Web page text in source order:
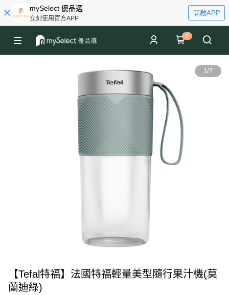
mySelect 優品選
立刻使用官方APP
開啟APP
0
1/7
【Tefal特福】法國特福輕量美型隨行果汁機(莫
蘭迪綠)